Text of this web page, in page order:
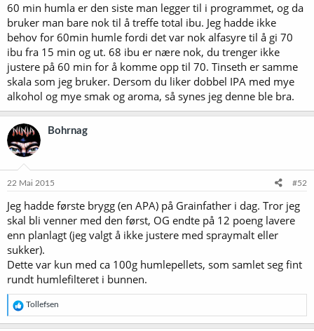
60 min humla er den siste man legger til i programmet, og da
bruker man bare nok til å treffe total ibu. Jeg hadde ikke
behov for 60min humle fordi det var nok alfasyre til å gi 70
ibu fra 15 min og ut. 68 ibu er nære nok, du trenger ikke
justere på 60 min for å komme opp til 70. Tinseth er samme
skala som jeg bruker. Dersom du liker dobbel IPA med mye
alkohol og mye smak og aroma, så synes jeg denne ble bra.
Bohrnag
22 Mai 2015 #52
Jeg hadde første brygg (en APA) på Grainfather i dag. Tror jeg
skal bli venner med den først, OG endte på 12 poeng lavere
enn planlagt (jeg valgt å ikke justere med spraymalt eller
sukker).
Dette var kun med ca 100g humlepellets, som samlet seg fint
rundt humlefilteret i bunnen.
R
e
a
Tollefsen